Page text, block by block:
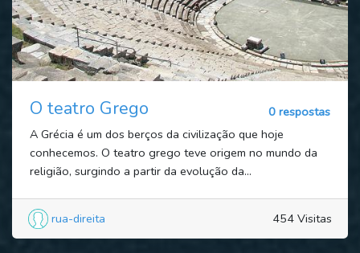
O teatro Grego
0 respostas
A Grécia é um dos berços da civilização que hoje
conhecemos. O teatro grego teve origem no mundo da
religião, surgindo a partir da evolução da...
rua-direita 454 Visitas